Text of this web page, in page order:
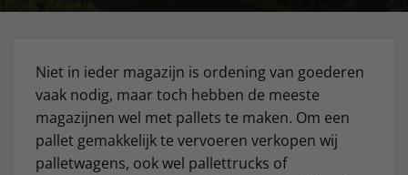
Niet in ieder magazijn is ordening van goederen
vaak nodig, maar toch hebben de meeste
magazijnen wel met pallets te maken. Om een
pallet gemakkelijk te vervoeren verkopen wij
palletwagens, ook wel pallettrucks of